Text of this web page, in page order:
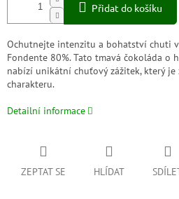
Přidat do košíku
Ochutnejte intenzitu a bohatství chuti
Fondente 80%. Tato tmavá čokoláda o
nabízí unikátní chuťový zážitek, který
charakteru.
Detailní informace
ZEPTAT SE HLÍDAT